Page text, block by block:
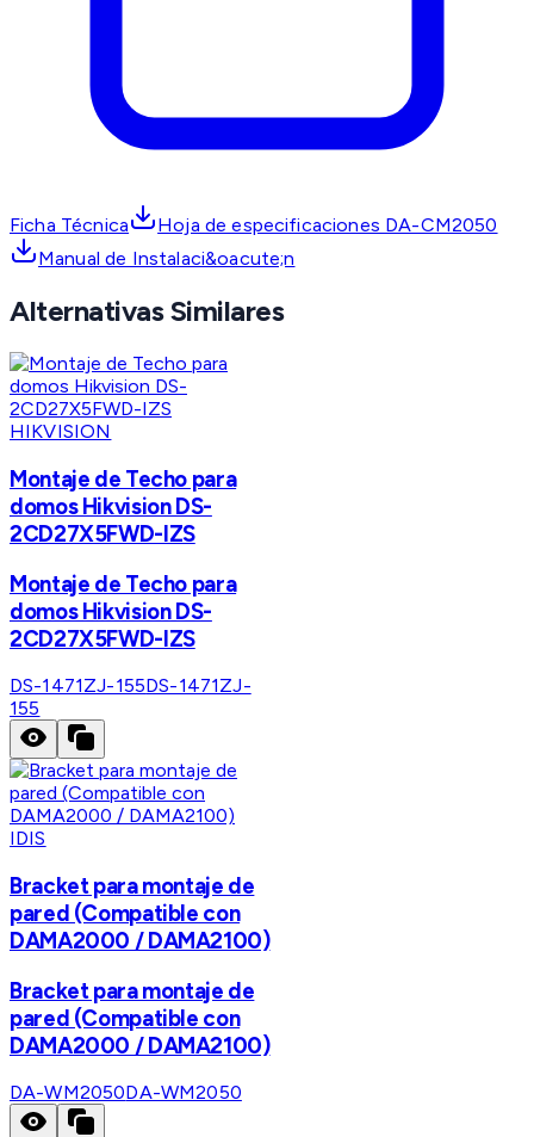
Ficha Técnica
Hoja de especificaciones DA-CM2050
Manual de Instalaci&oacute;n
Alternativas Similares
HIKVISION
Montaje de Techo para
domos Hikvision DS-
2CD27X5FWD-IZS
Montaje de Techo para
domos Hikvision DS-
2CD27X5FWD-IZS
DS-1471ZJ-155DS-1471ZJ-
155
IDIS
Bracket para montaje de
pared (Compatible con
DAMA2000 / DAMA2100)
Bracket para montaje de
pared (Compatible con
DAMA2000 / DAMA2100)
DA-WM2050DA-WM2050